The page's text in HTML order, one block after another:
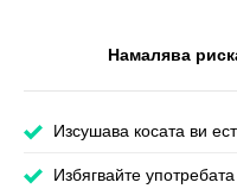
Намалява
Изсушава косата ви
Избягвайте